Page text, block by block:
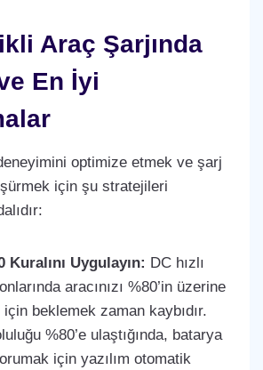
Araç Şarjında
En İyi
optimize etmek ve şarj
için şu stratejileri
Kuralını Uygulayın: DC hızlı
aracınızı %80’in üzerine
beklemek zaman kaybıdır.
%80’e ulaştığında, batarya
için yazılım otomatik